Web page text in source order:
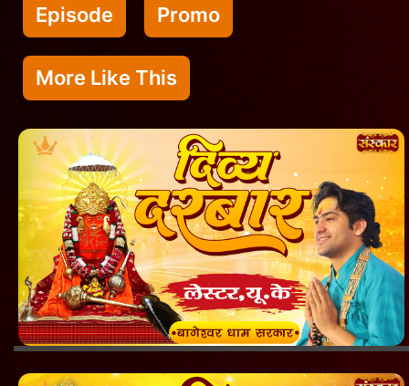
Episode Promo
More Like This